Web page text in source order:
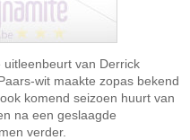
uitleenbeurt van Derrick
wit maakte zopas bekend
komend seizoen huurt van
na een geslaagde
verder.